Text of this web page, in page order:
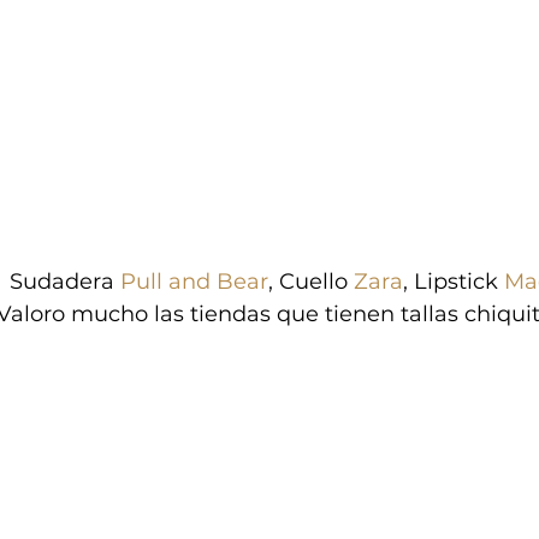
Sudadera Pull and Bear, Cuello Zara, Lipstick
mucho las tiendas que tienen tallas